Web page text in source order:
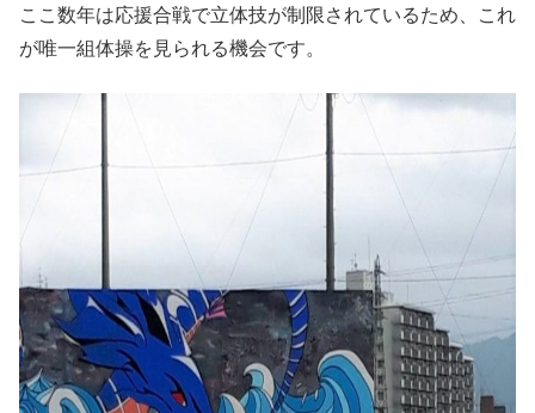
ここ数年は応援合戦で立体技が制限されているため、これ
が唯一組体操を見られる機会です。